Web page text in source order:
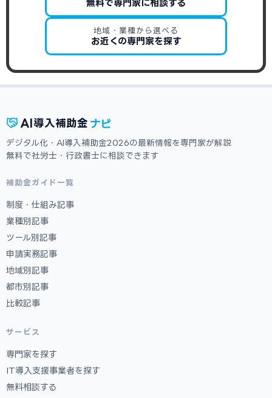
無料で専門家に相談する
地域・業種から選べる
お近くの専門家を探す
AI 導入補助金 ナビ
デジタル化・AI導入補助金2026の最新情報を専門家が解説
無料で社労士・行政書士に相談できます
補助金ガイド一覧
制度・仕組み記事
業種別記事
ツール別記事
申請実務記事
地域別記事
都市別記事
比較記事
サービス
専門家を探す
IT導入支援事業者を探す
無料相談する